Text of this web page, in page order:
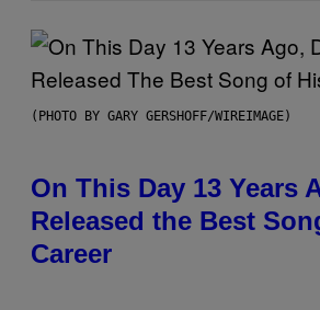
(PHOTO BY GARY GERSHOFF/WIREIMAGE)
On This Day 13 Years
Released the Best
Career